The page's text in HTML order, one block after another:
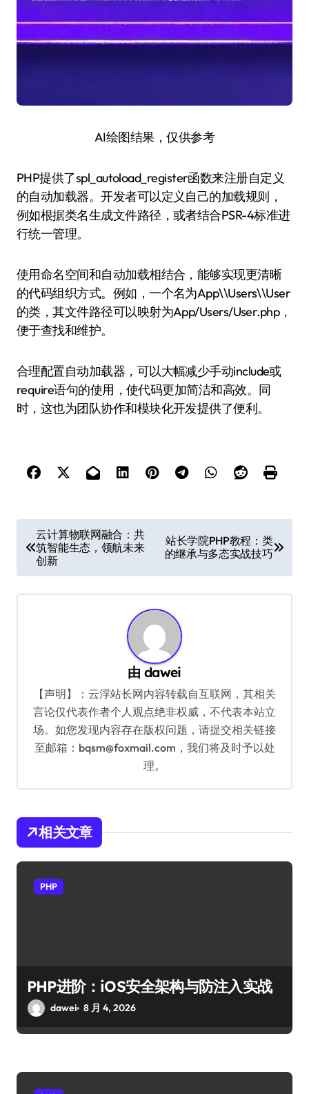
AI绘图结果，仅供参考
PHP提供了spl_autoload_register函数来注册自定义
的自动加载器。开发者可以定义自己的加载规则，
例如根据类名生成文件路径，或者结合PSR-4标准进
行统一管理。
使用命名空间和自动加载相结合，能够实现更清晰
的代码组织方式。例如，一个名为App\\Users\\User
的类，其文件路径可以映射为App/Users/User.php，
便于查找和维护。
合理配置自动加载器，可以大幅减少手动include或
require语句的使用，使代码更加简洁和高效。同
时，这也为团队协作和模块化开发提供了便利。
章
导
航
云计算物联网融合：共
筑智能生态，领航未来
创新
站长学院PHP教程：类
的继承与多态实战技巧
由dawei
【声明】：云浮站长网内容转载自互联网，其相关
言论仅代表作者个人观点绝非权威，不代表本站立
场。如您发现内容存在版权问题，请提交相关链接
至邮箱：bqsm@foxmail.com，我们将及时予以处
理。
相关文章
PHP
PHP进阶：iOS安全架构与防注入实战
dawei 8 月 4, 2026